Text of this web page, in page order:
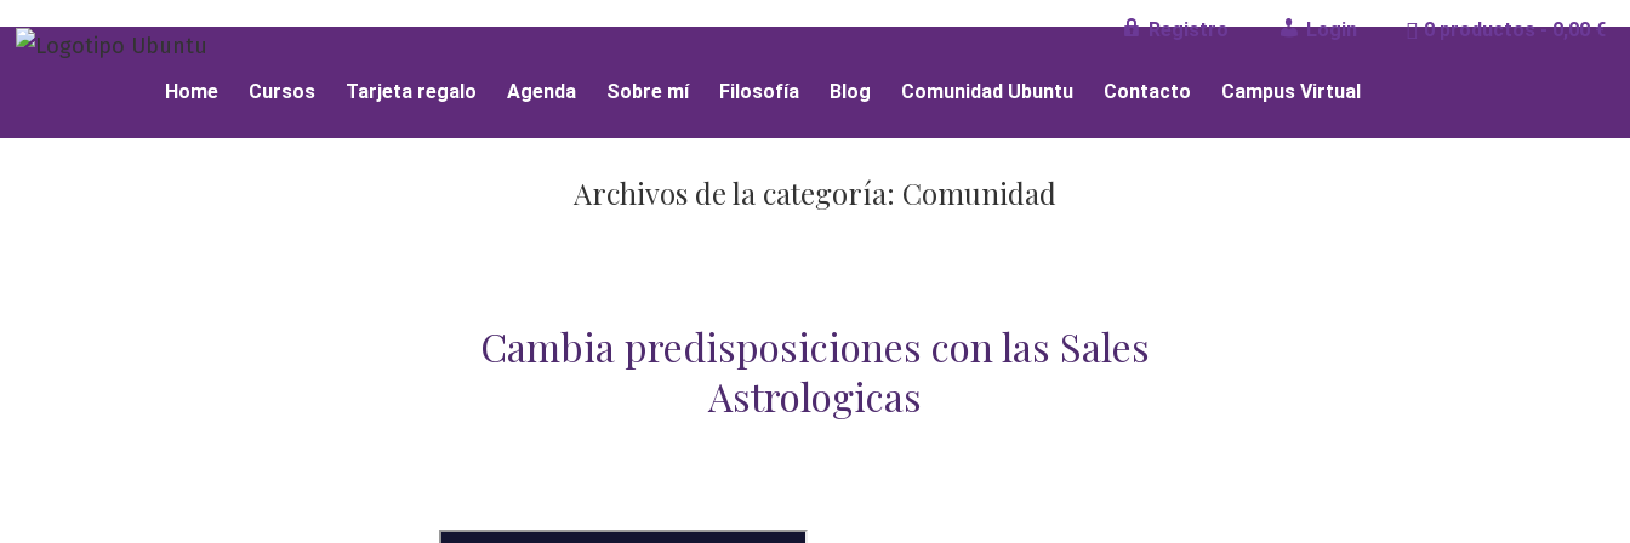
Registro Login 0 productos 0,00 €
Home Cursos Tarjeta regalo Agenda Sobre mí Filosofía Blog Comunidad Ubuntu Contacto Campus Virtual
Archivos de la categoría: Comunidad
Cambia predisposiciones con las Sales
Astrologicas